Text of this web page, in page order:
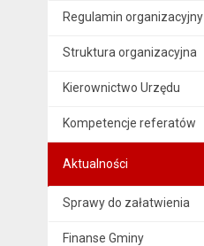
Regulamin organizacyjny
Struktura organizacyjna
Kierownictwo Urzędu
Kompetencje referatów
Aktualności
Sprawy do załatwienia
Finanse Gminy